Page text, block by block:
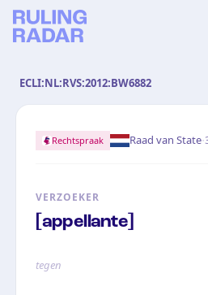
ECLI:NL:RVS:2012:BW6882
Rechtspraak Raad van State·
VERZOEKER
[appellante]
tegen